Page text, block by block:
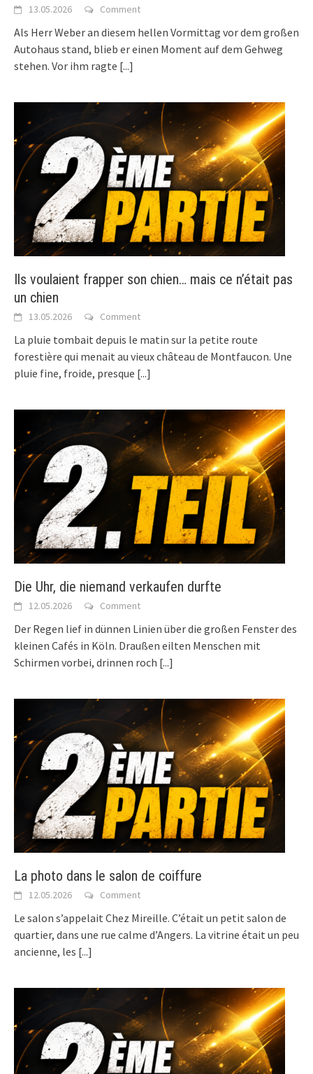
13.05.2026 Comment
Als Herr Weber an diesem hellen Vormittag vor dem großen
Autohaus stand, blieb er einen Moment auf dem Gehweg
stehen. Vor ihm ragte [...]
Ils voulaient frapper son chien… mais ce n’était pas
un chien
13.05.2026 Comment
La pluie tombait depuis le matin sur la petite route
forestière qui menait au vieux château de Montfaucon. Une
pluie fine, froide, presque [...]
Die Uhr, die niemand verkaufen durfte
12.05.2026 Comment
Der Regen lief in dünnen Linien über die großen Fenster des
kleinen Cafés in Köln. Draußen eilten Menschen mit
Schirmen vorbei, drinnen roch [...]
La photo dans le salon de coiffure
12.05.2026 Comment
Le salon s’appelait Chez Mireille. C’était un petit salon de
quartier, dans une rue calme d’Angers. La vitrine était un peu
ancienne, les [...]